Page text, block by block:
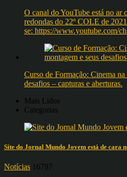
O canal do YouTube está no ar
redondas do 22º COLE de
se: https://www.youtube.com/
Curso de Formação: Cinema na
desafios – capturas e aberturas.
Mais Lidos
Categorias
Site do Jornal Mundo Jovem está de cara
Notícias 16797